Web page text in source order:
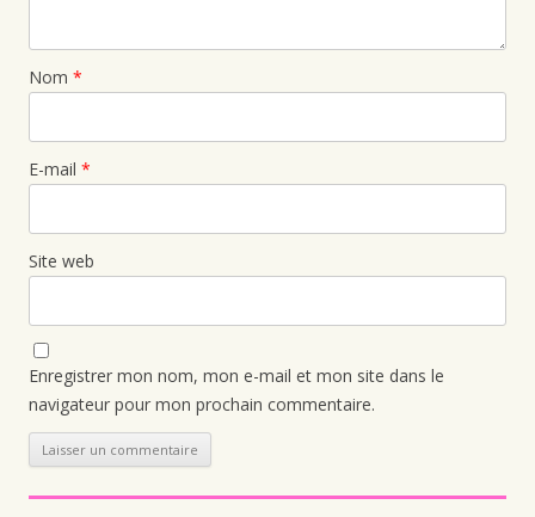
Nom *
E-mail *
Site web
Enregistrer mon nom, mon e-mail et mon site dans le
navigateur pour mon prochain commentaire.